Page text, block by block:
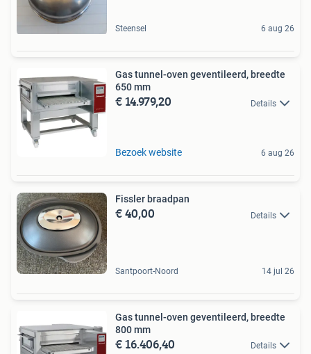
Steensel 6 aug 26
Gas tunnel-oven geventileerd, breedte
650 mm
€ 14.979,20 Details
Bezoek website 6 aug 26
Fissler braadpan
€ 40,00 Details
Santpoort-Noord 14 jul 26
Gas tunnel-oven geventileerd, breedte
800 mm
€ 16.406,40 Details